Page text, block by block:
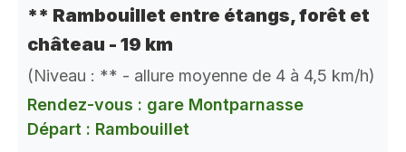
** Rambouillet entre étangs, forêt et
château - 19 km
(Niveau : ** - allure moyenne de 4 à 4,5 km/h)
Rendez-vous : gare Montparnasse
Départ : Rambouillet